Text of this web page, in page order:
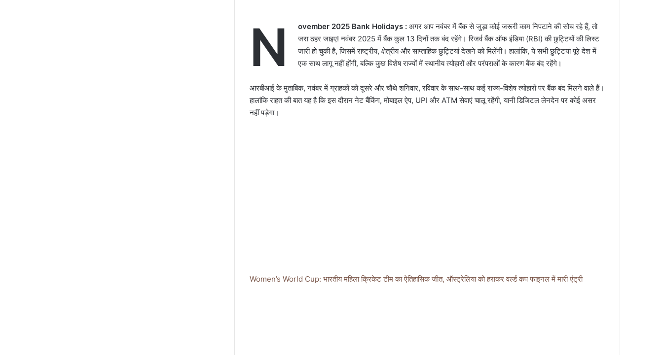
N ovember 2025 Bank Holidays : अगर आप नवंबर में बैंक से जुड़ा कोई जरूरी काम निपटाने की सोच रहे हैं, तो
जरा ठहर जाइए! नवंबर 2025 में बैंक कुल 13 दिनों तक बंद रहेंगे। रिजर्व बैंक ऑफ इंडिया (RBI) की छुट्टियों की लिस्ट
जारी हो चुकी है, जिसमें राष्ट्रीय, क्षेत्रीय और साप्ताहिक छुट्टियां देखने को मिलेंगी। हालांकि, ये सभी छुट्टियां पूरे देश में
एक साथ लागू नहीं होंगी, बल्कि कुछ विशेष राज्यों में स्थानीय त्योहारों और परंपराओं के कारण बैंक बंद रहेंगे।
आरबीआई के मुताबिक, नवंबर में ग्राहकों को दूसरे और चौथे शनिवार, रविवार के साथ-साथ कई राज्य-विशेष त्योहारों पर बैंक बंद मिलने वाले हैं।
हालांकि राहत की बात यह है कि इस दौरान नेट बैंकिंग, मोबाइल ऐप, UPI और ATM सेवाएं चालू रहेंगी, यानी डिजिटल लेनदेन पर कोई असर
नहीं पड़ेगा।
Women’s World Cup: भारतीय महिला क्रिकेट टीम का ऐतिहासिक जीत, ऑस्ट्रेलिया को हराकर वर्ल्ड कप फाइनल में मारी एंट्री